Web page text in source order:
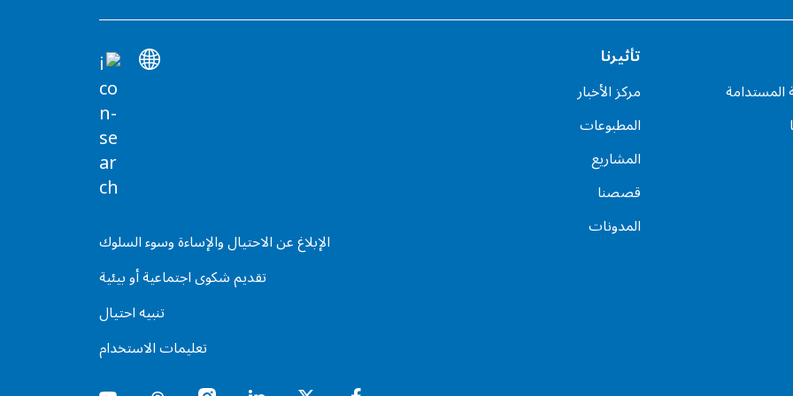
المستدامة
تأثيرنا
مركز الأخبار
المطبوعات
المشاريع
قصصنا
المدونات
الإبلاغ عن الاحتيال والإساءة وسوء السلوك
تقديم شكوى اجتماعية أو بيئية
تنبيه احتيال
تعليمات الاستخدام